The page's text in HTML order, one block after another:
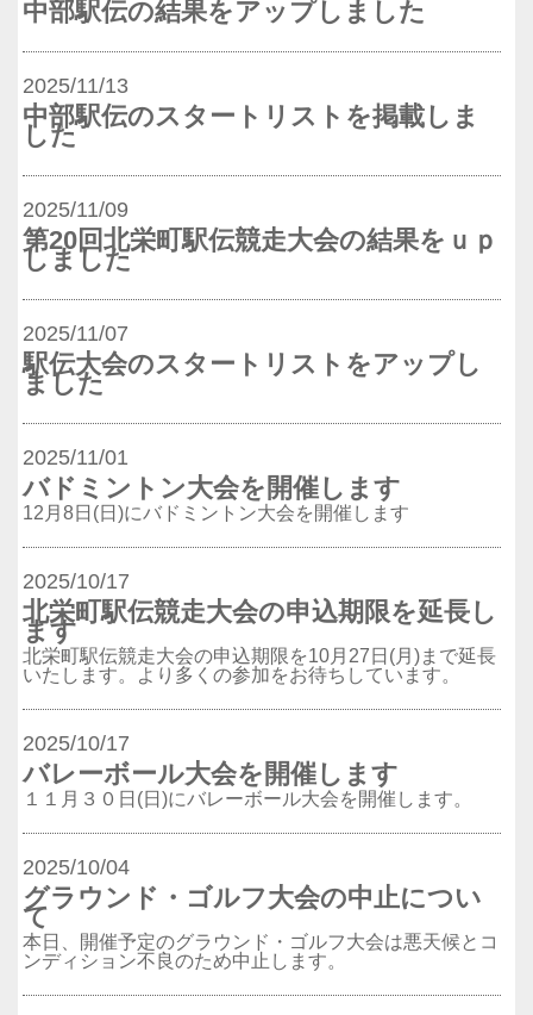
中部駅伝の結果をアップしました
2025/11/13
中部駅伝のスタートリストを掲載しま
した
2025/11/09
第20回北栄町駅伝競走大会の結果をｕｐ
しました
2025/11/07
駅伝大会のスタートリストをアップし
ました
2025/11/01
バドミントン大会を開催します
12月8日(日)にバドミントン大会を開催します
2025/10/17
北栄町駅伝競走大会の申込期限を延長し
ます
北栄町駅伝競走大会の申込期限を10月27日(月)まで延長
いたします。より多くの参加をお待ちしています。
2025/10/17
バレーボール大会を開催します
１１月３０日(日)にバレーボール大会を開催します。
2025/10/04
グラウンド・ゴルフ大会の中止につい
て
本日、開催予定のグラウンド・ゴルフ大会は悪天候とコ
ンディション不良のため中止します。